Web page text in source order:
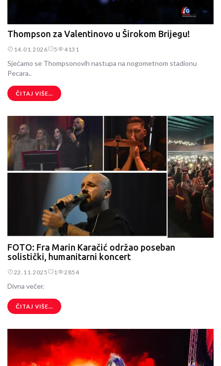
Thompson za Valentinovo u Širokom Brijegu!
14.01.2026 5 4131
Sjećamo se Thompsonovih nastupa na nogometnom stadionu
Pecara..
ČITAJ VIŠE...
FOTO: Fra Marin Karačić održao poseban
solistički, humanitarni koncert
22.11.2025 1 2854
Divna večer.
ČITAJ VIŠE...